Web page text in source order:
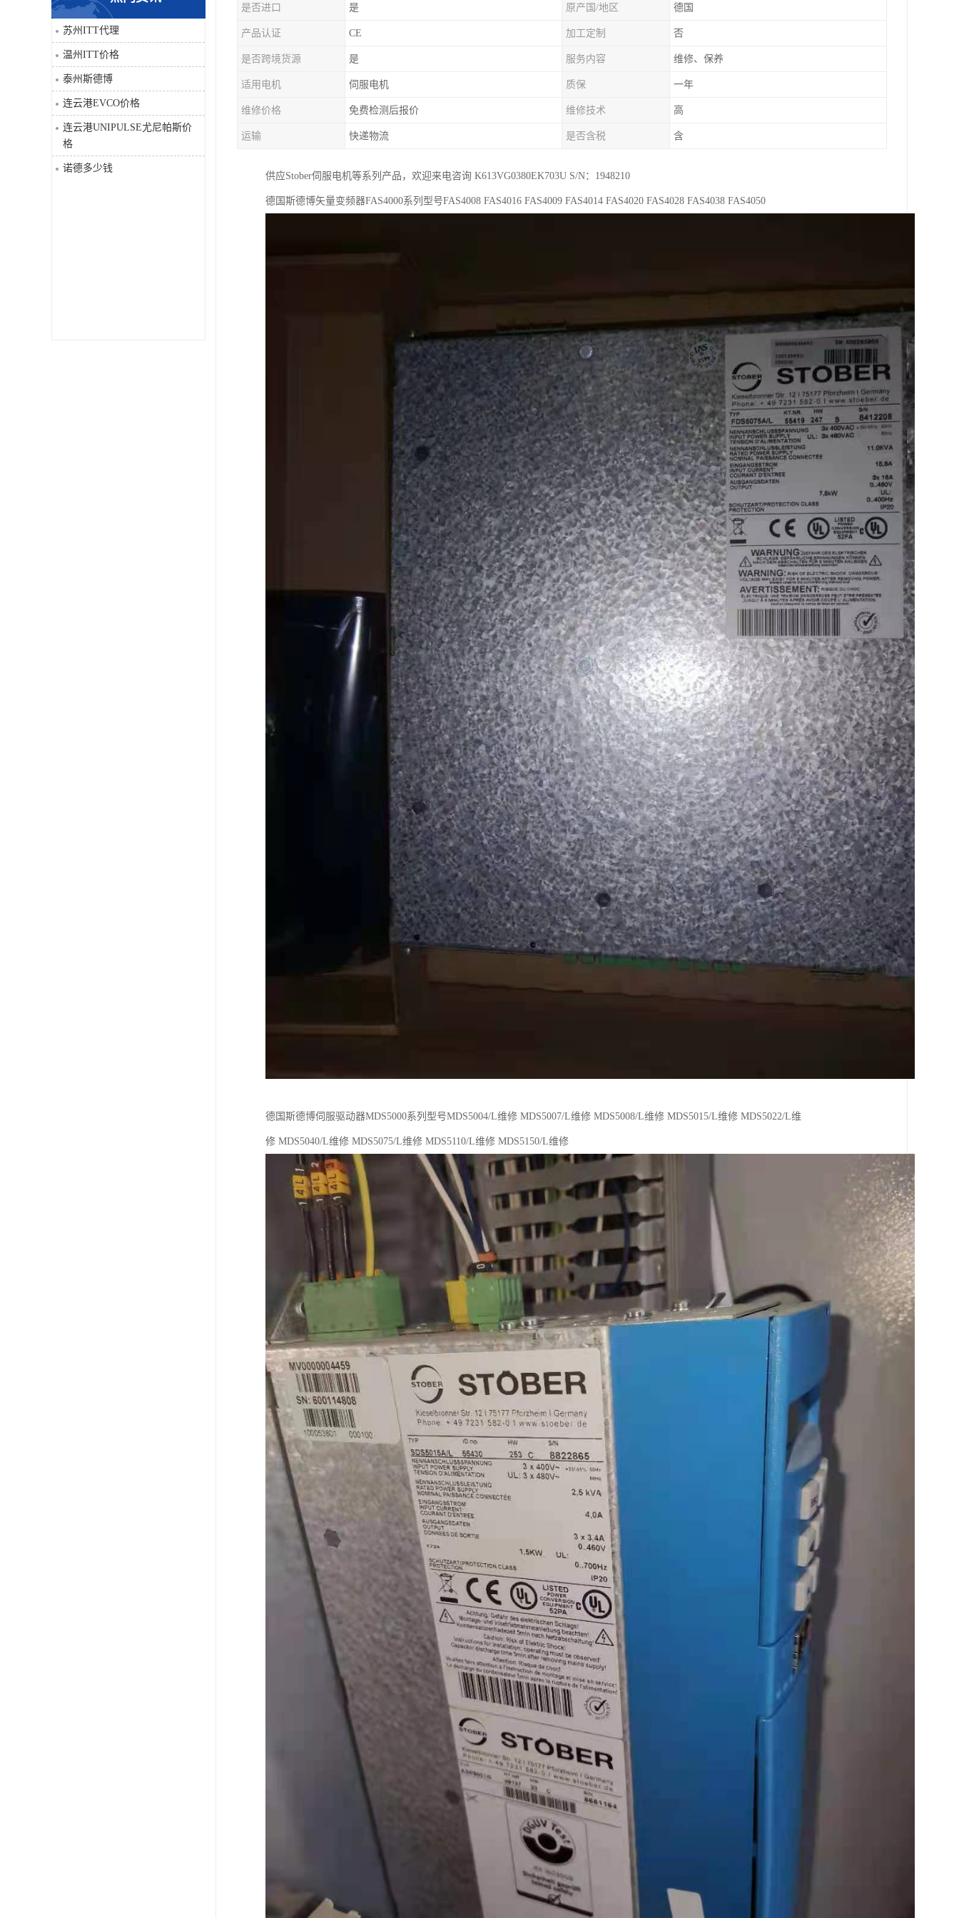
科比
三菱
DRPAG
苏州ITT代理
温州ITT价格
泰州斯德博
连云港EVCO价格
连云港UNIPULSE尤尼帕斯价
格
诺德多少钱
是否进口 是 原产国/地区 德国
产品认证 CE 加工定制 否
是否跨境货源 是 服务内容 维修、保养
适用电机 伺服电机 质保 一年
维修价格 免费检测后报价 维修技术 高
运输 快递物流 是否含税 含
供应Stober伺服电机等系列产品，欢迎来电咨询 K613VG0380EK703U S/N：1948210
德国斯德博矢量变频器FAS4000系列型号FAS4008 FAS4016 FAS4009 FAS4014 FAS4020 FAS4028 FAS4038 FAS4050
德国斯德博伺服驱动器MDS5000系列型号MDS5004/L维修 MDS5007/L维修 MDS5008/L维修 MDS5015/L维修 MDS5022/L维
修 MDS5040/L维修 MDS5075/L维修 MDS5110/L维修 MDS5150/L维修